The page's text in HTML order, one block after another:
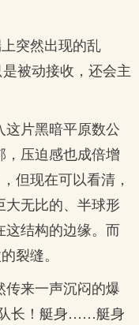
突然出现的乱
是被动接收，还会主
片黑暗平原数公
，压迫感也成倍增
但现在可以看清，
无比的、半球形
结构的边缘。而
裂缝。
来一声沉闷的爆
长！艇身……艇身